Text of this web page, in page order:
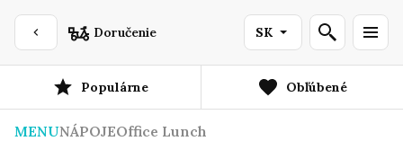
Doručenie SK
Populárne Obľúbené
MENUNÁPOJEOffice Lunch